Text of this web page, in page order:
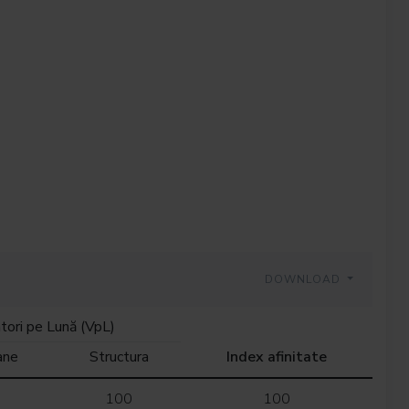
DOWNLOAD
pe Lună (VpL)
Structura Index afinitate
100 100